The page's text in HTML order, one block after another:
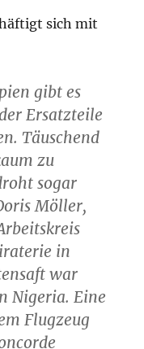
sich mit
gibt es
Ersatzteile
Täuschend
zu
sogar
Möller,
in
war
Nigeria. Eine
Flugzeug